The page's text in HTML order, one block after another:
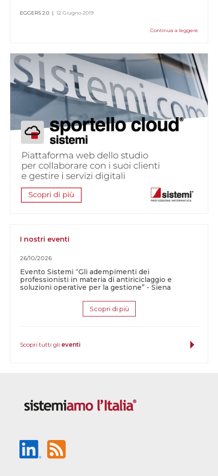
EGGERS 2.0 | 12 Giugno 2019
Continua a leggere
I nostri eventi
26/10/2026
Evento Sistemi “Gli adempimenti dei
professionisti in materia di antiriciclaggio e
soluzioni operative per la gestione” - Siena
Scopri di più
Scopri tutti gli eventi